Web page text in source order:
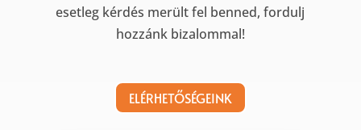
esetleg kérdés merült fel benned, fordulj
hozzánk bizalommal!
ELÉRHETŐSÉGEINK